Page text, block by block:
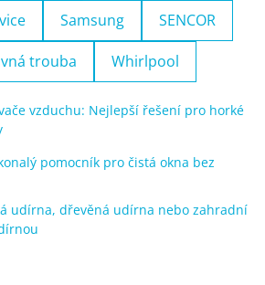
Samsung SENCOR
trouba Whirlpool
vzduchu: Nejlepší řešení pro horké
pomocník pro čistá okna bez
udírna, dřevěná udírna nebo zahradní